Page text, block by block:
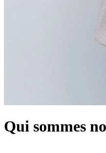
Qui sommes